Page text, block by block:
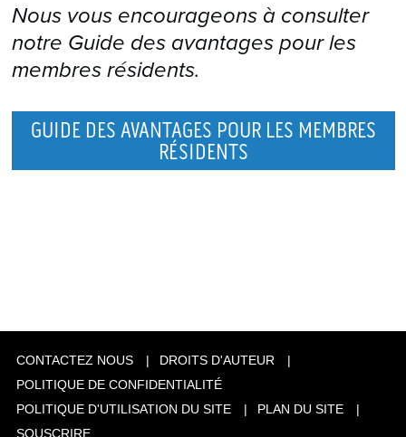
de la capnographie. Il a été décrit
comme étant l’équivalent d’un manuel
dynamique sur la capnographie. Mais à
la différence d’un manuel, le site fait
l’objet de fréquentes mises à jour
mensuelles.
Nous vous encourageons à consulter
notre Guide des avantages pour les
membres résidents.
GUIDE DES AVANTAGES POUR LES MEMBRES
RÉSIDENTS
CONTACTEZ NOUS
DROITS D'AUTEUR
POLITIQUE DE CONFIDENTIALITÉ
POLITIQUE D'UTILISATION DU SITE
PLAN DU SITE
SOUSCRIRE